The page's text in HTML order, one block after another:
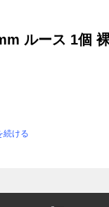
ルース 1個
続ける